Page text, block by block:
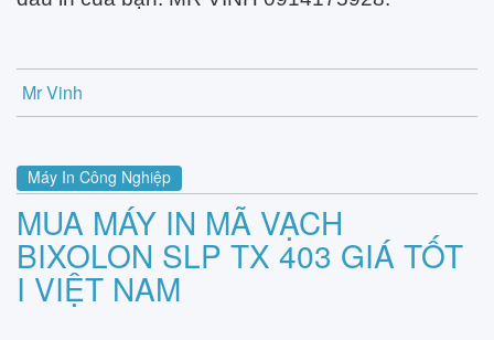
Mr Vinh
Máy In Công Nghiệp
MUA MÁY IN MÃ VẠCH
BIXOLON SLP TX 403 GIÁ TỐT
I VIỆT NAM